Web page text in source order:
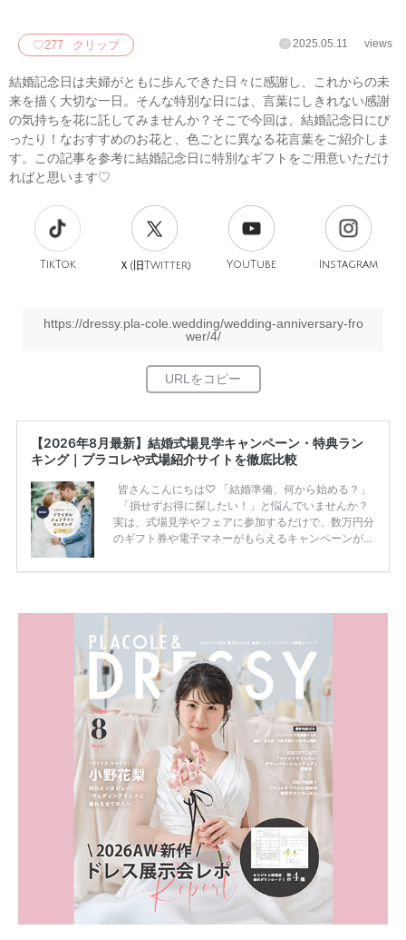
♡277 クリップ 2025.05.11 views
結婚記念日は夫婦がともに歩んできた日々に感謝し、これからの未
来を描く大切な一日。そんな特別な日には、言葉にしきれない感謝
の気持ちを花に託してみませんか？そこで今回は、結婚記念日にぴ
ったり！なおすすめのお花と、色ごとに異なる花言葉をご紹介しま
す。この記事を参考に結婚記念日に特別なギフトをご用意いただけ
ればと思います♡
TikTok Ｘ(旧Twitter) YouTube Instagram
https://dressy.pla-cole.wedding/wedding-anniversary-fro
wer/4/
【2026年8月最新】結婚式場見学キャンペーン・特典ラン
キング｜プラコレや式場紹介サイトを徹底比較
皆さんこんにちは♡ 「結婚準備、何から始める？」
「損せずお得に探したい！」と悩んでいませんか？
実は、式場見学やフェアに参加するだけで、数万円分
のギフト券や電子マネーがもらえるキャンペーンがあ
ため、比較せずに選ぶと損をしてしまうことも……。
内容：特典金額・条件・応募方法・注意点 「どこが
一番お得？」「プラコレの特典は？」といった疑問も
解決します。 まずは診断で候補を絞れる「ウェディ
ング診断」か、体験型 […]
続きを読む